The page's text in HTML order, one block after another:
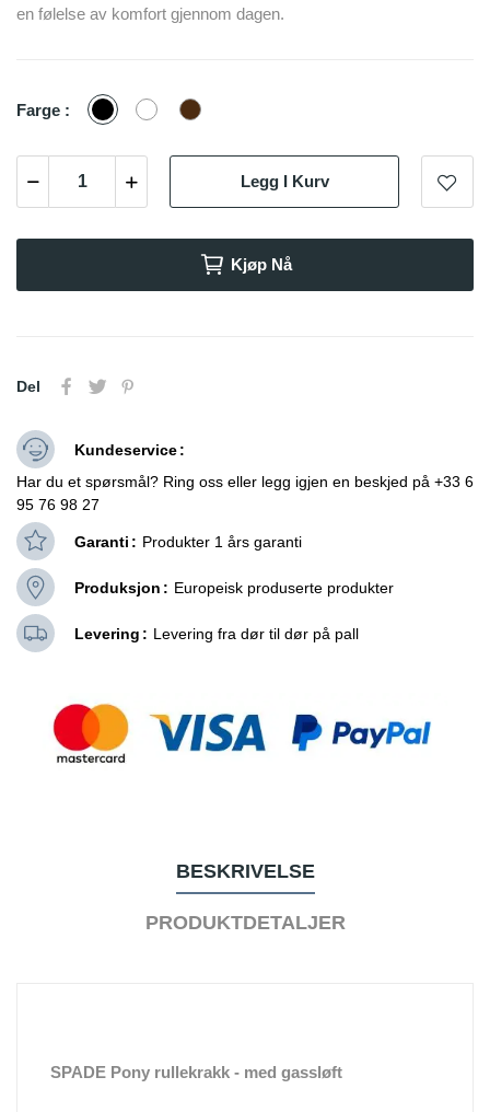
en følelse av komfort gjennom dagen.
Farge : Sort Hvit Brun
Legg I Kurv
Kjøp Nå
Del
Kundeservice
Har du et spørsmål? Ring oss eller legg igjen en beskjed på +33 6
95 76 98 27
Garanti Produkter 1 års garanti
Produksjon Europeisk produserte produkter
Levering Levering fra dør til dør på pall
BESKRIVELSE
PRODUKTDETALJER
SPADE Pony rullekrakk - med gassløft